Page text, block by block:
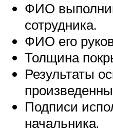
ФИО
сотрудника.
ФИО его
Толщина
Результаты
Подписи
начальника.